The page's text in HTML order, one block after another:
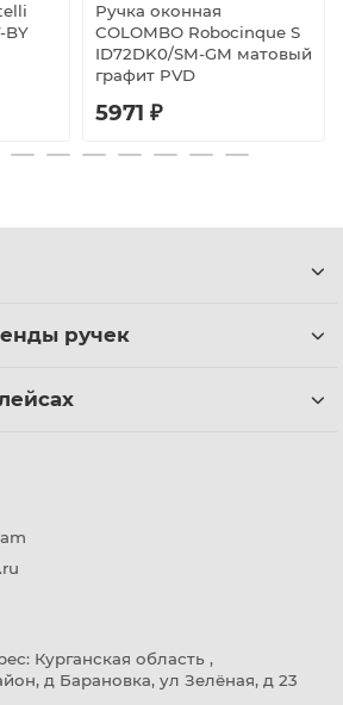
BY
Ручка оконная
COLOMBO Robocinque S
ID72DK0/SM-GM матовый
графит PVD
5971 ₽
ручек
Курганская область ,
д Барановка, ул Зелёная, д 23